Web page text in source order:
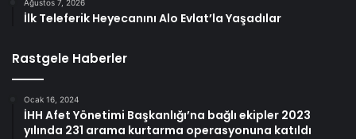
Ağustos 7, 2026
İlk Teleferik Heyecanını Alo Evlat’la Yaşadılar
Rastgele Haberler
Ocak 16, 2024
İHH Afet Yönetimi Başkanlığı’na bağlı ekipler 2023
yılında 231 arama kurtarma operasyonuna katıldı